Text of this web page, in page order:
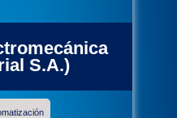
S.A.)